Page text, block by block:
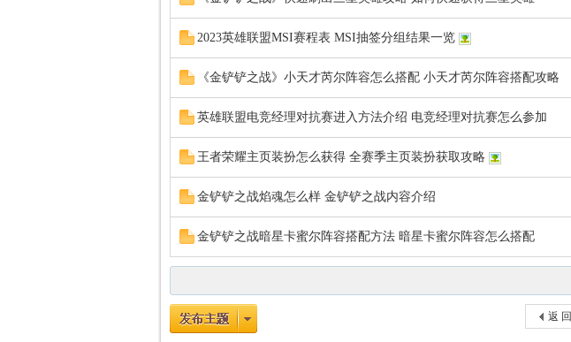
程
2023英雄联盟MSI赛程表 MSI抽签分组结果一览
《金铲铲之战》小天才芮尔阵容怎么搭配 小天才芮尔阵容搭配攻略
英雄联盟电竞经理对抗赛进入方法介绍 电竞经理对抗赛怎么参加
王者荣耀主页装扮怎么获得 全赛季主页装扮获取攻略
金铲铲之战焰魂怎么样 金铲铲之战内容介绍
金铲铲之战暗星卡蜜尔阵容搭配方法 暗星卡蜜尔阵容怎么搭配
返 回